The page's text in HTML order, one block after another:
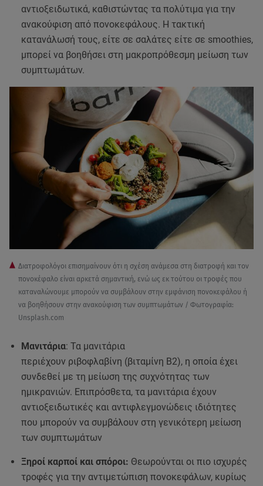
αντιοξειδωτικά, καθιστώντας τα πολύτιμα για την
ανακούφιση από πονοκεφάλους. Η τακτική
κατανάλωσή τους, είτε σε σαλάτες είτε σε smoothies,
μπορεί να βοηθήσει στη μακροπρόθεσμη μείωση των
συμπτωμάτων.
Διατροφολόγοι επισημαίνουν ότι η σχέση ανάμεσα στη διατροφή και τον
πονοκέφαλο είναι αρκετά σημαντική, ενώ ως εκ τούτου οι τροφές που
καταναλώνουμε μπορούν να συμβάλουν στην εμφάνιση πονοκεφάλου ή
να βοηθήσουν στην ανακούφιση των συμπτωμάτων / Φωτογραφία:
Unsplash.com
Μανιτάρια: Τα μανιτάρια
περιέχουν ριβοφλαβίνη (βιταμίνη Β2), η οποία έχει
συνδεθεί με τη μείωση της συχνότητας των
ημικρανιών. Επιπρόσθετα, τα μανιτάρια έχουν
αντιοξειδωτικές και αντιφλεγμονώδεις ιδιότητες
που μπορούν να συμβάλουν στη γενικότερη μείωση
των συμπτωμάτων
Ξηροί καρποί και σπόροι: Θεωρούνται οι πιο ισχυρές
τροφές για την αντιμετώπιση πονοκεφάλων, κυρίως